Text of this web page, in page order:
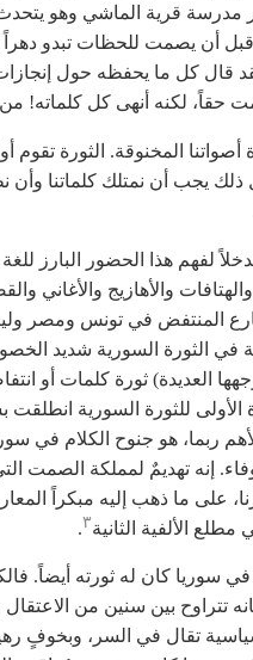
مدرسة قرية الماشي وهو
قبل أن يصمت للحظات تبدو
لقد قال كل ما يحفظه حول
حقاً، لكنه أنهى كل كلماته!
أصواتنا المخنوقة. الثورة تقوم
يجب أن نمتلك كلماتنا وأن
لفهم هذا الحضور البارز
والأهازيج والأغاني
المنتفض في تونس ومصر
في الثورة السورية شديد
العديدة) ثورة كلمات أو
الأولى للثورة السورية
ربما، هو جنوح الكلام في
إنه تهديمٌ لمملكة الصمت
على ما ذهب إليه مبكراً
مطلع الألفية الثانية٣.
في سوريا كان له ثورته أيضاً.
تتراوح بين سنين من
تقال في السر، وبخوفٍ